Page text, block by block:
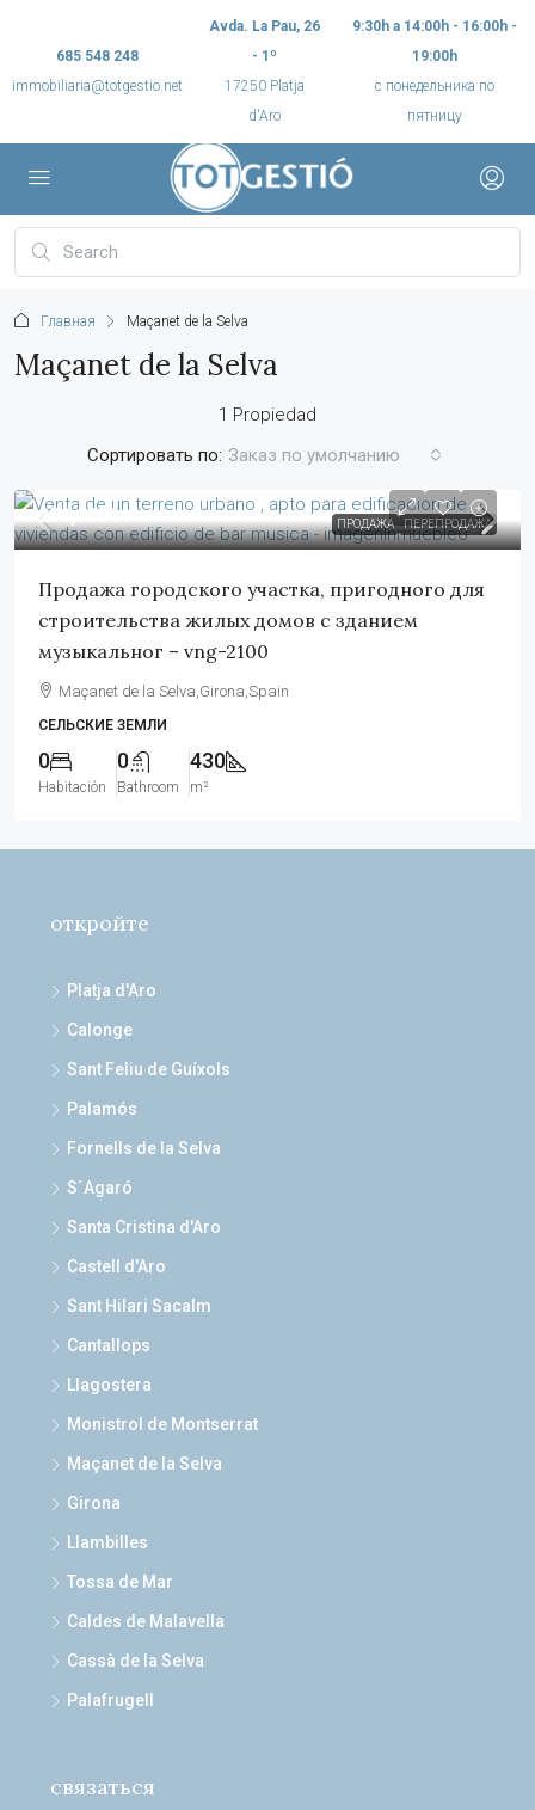
685 548 248
immobiliaria@totgestio.net
Avda. La Pau, 26
- 1º
17250 Platja
d'Aro
9:30h a 14:00h - 16:00h -
19:00h
с понедельника по
пятницу
Главная Maçanet de la Selva
Maçanet de la Selva
1 Propiedad
Сортировать по: Заказ по умолчанию
ПРОДАЖА ПЕРЕПРОДАЖА
250,000€
Продажа городского участка, пригодного для
строительства жилых домов с зданием
музыкальног – vng-2100
Maçanet de la Selva,Girona,Spain
СЕЛЬСКИЕ ЗЕМЛИ
0
Habitación
0
Bathroom
430
m²
откройте
Platja d'Aro
Calonge
Sant Feliu de Guíxols
Palamós
Fornells de la Selva
S´Agaró
Santa Cristina d'Aro
Castell d'Aro
Sant Hilari Sacalm
Cantallops
Llagostera
Monistrol de Montserrat
Maçanet de la Selva
Girona
Llambilles
Tossa de Mar
Caldes de Malavella
Cassà de la Selva
Palafrugell
связаться